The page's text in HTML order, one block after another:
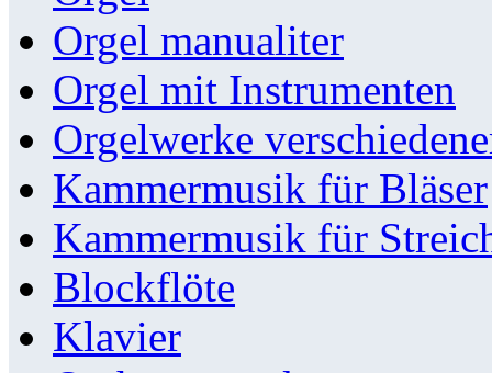
Orgel manualiter
Orgel mit Instrumenten
Orgelwerke
Kammermusik für Bläser
Kammermusik für
Blockflöte
Klavier